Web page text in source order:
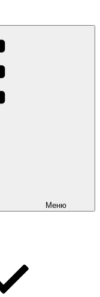
сайт Кыргызстан.
сайты в Бишкеке
Меню